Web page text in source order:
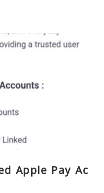
Apple Pay Ac